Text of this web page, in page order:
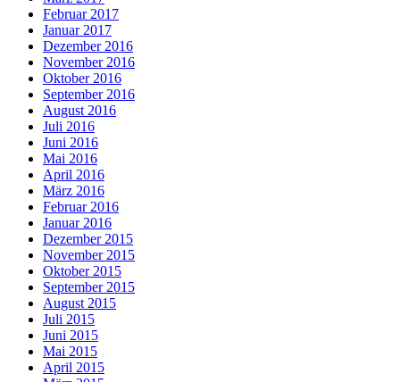
Februar 2017
Januar 2017
Dezember 2016
November 2016
Oktober 2016
September 2016
August 2016
Juli 2016
Juni 2016
Mai 2016
April 2016
März 2016
Februar 2016
Januar 2016
Dezember 2015
November 2015
Oktober 2015
September 2015
August 2015
Juli 2015
Juni 2015
Mai 2015
April 2015